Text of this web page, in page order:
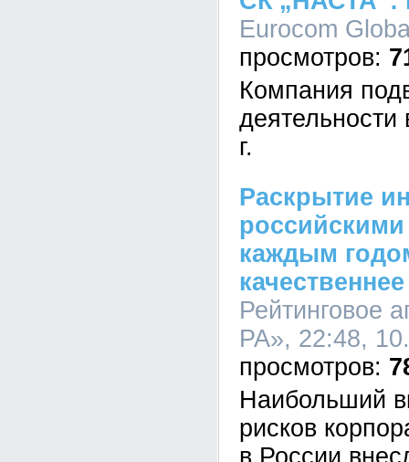
Eurocom
Компания
деятельности
г.
Раскрытие
каждым
Рейтинговое
РА», 22:48,
Наибольший
рисков
в России